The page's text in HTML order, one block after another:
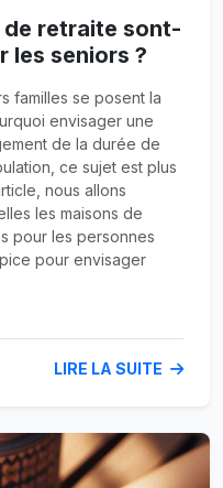
de retraite sont-
les seniors ?
familles se posent la
envisager une
de la durée de
ce sujet est plus
nous allons
les maisons de
pour les personnes
pour envisager
LIRE LA SUITE